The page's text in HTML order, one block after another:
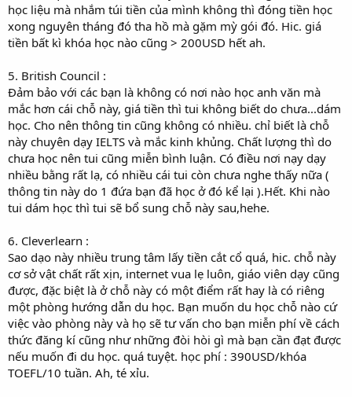
học liệu mà nhắm túi tiền của mình không thì đóng tiền học
xong nguyên tháng đó tha hồ mà gặm mỳ gói đó. Hic. giá
tiền bất kì khóa học nào cũng > 200USD hết ah.
5. British Council :
Đảm bảo với các bạn là không có nơi nào học anh văn mà
mắc hơn cái chỗ này, giá tiền thì tui không biết do chưa...dám
học. Cho nên thông tin cũng không có nhiều. chỉ biết là chỗ
này chuyên dạy IELTS và mắc kinh khủng. Chất lượng thì do
chưa học nên tui cũng miễn bình luận. Có điều nơi nạy dạy
nhiều bằng rất lạ, có nhiều cái tui còn chưa nghe thấy nữa (
thông tin này do 1 đứa bạn đã học ở đó kể lại ).Hết. Khi nào
tui dám học thì tui sẽ bổ sung chỗ này sau,hehe.
6. Cleverlearn :
Sao dạo này nhiều trung tâm lấy tiền cắt cổ quá, hic. chỗ này
cơ sở vật chất rất xịn, internet vua lẹ luôn, giáo viên dạy cũng
được, đặc biệt là ở chỗ này có một điểm rất hay là có riêng
một phòng hướng dẫn du học. Bạn muốn du học chỗ nào cứ
việc vào phòng này và họ sẽ tư vấn cho bạn miễn phí về cách
thức đăng kí cũng như những đòi hòi gì mà bạn cần đạt được
nếu muốn đi du học. quá tuyệt. học phí : 390USD/khóa
TOEFL/10 tuần. Ah, té xỉu.